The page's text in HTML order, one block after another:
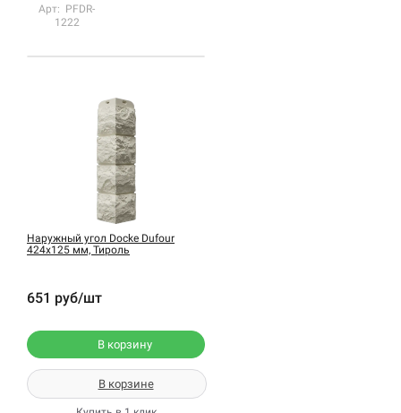
Арт: PFDR-
1222
Наружный угол Docke Dufour
424х125 мм, Тироль
651 руб/шт
В корзину
В корзине